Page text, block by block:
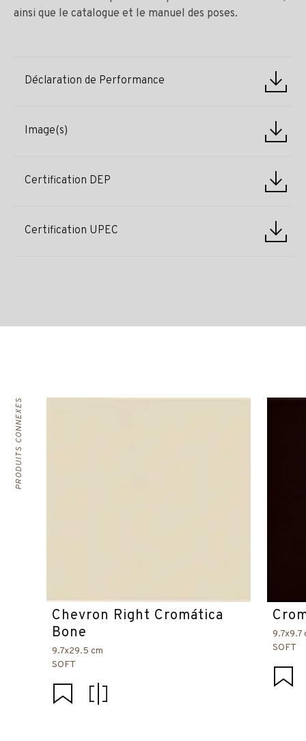
ainsi que le catalogue et le manuel des poses.
Déclaration de Performance
Image(s)
Certification DEP
Certification UPEC
PRODUITS CONNEXES
Chevron Right Cromática
Bone
9.7x29.5 cm
SOFT
9.7x9.7
SOFT